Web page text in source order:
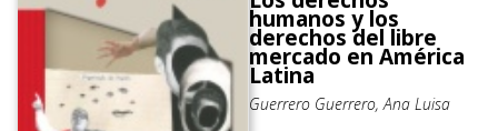
humanos y los
derechos del libre
mercado en América
Latina
Guerrero Guerrero, Ana Luisa